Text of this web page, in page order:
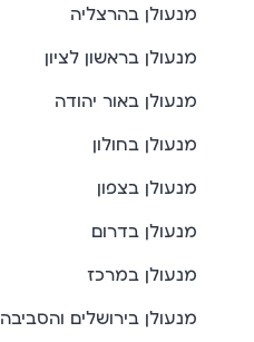
מנעולן בהרצליה
מנעולן בראשון לציון
מנעולן באור יהודה
מנעולן בחולון
מנעולן בצפון
מנעולן בדרום
מנעולן במרכז
מנעולן בירושלים והסביבה